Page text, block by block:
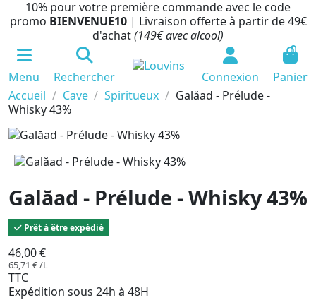
10% pour votre première commande avec le code
promo BIENVENUE10 | Livraison offerte à partir de 49€
d'achat(149€ avec alcool)
Menu Rechercher Connexion
0
Panier
Accueil
Cave Spiritueux
Galăad - Prélude -
Whisky 43%
Galăad - Prélude - Whisky 43%
Prêt à être expédié
46,00 €
65,71 € /L
TTC
Expédition sous 24h à 48H